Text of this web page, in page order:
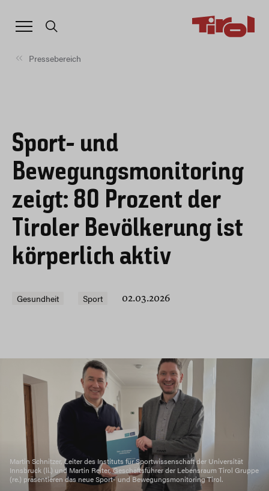
Pressebereich
Sport- und
Bewegungsmonitoring
zeigt: 80 Prozent der
Tiroler Bevölkerung ist
körperlich aktiv
Gesundheit Sport 02.03.2026
Martin Schnitzer, Leiter des Instituts für Sportwissenschaft der Universität
Innsbruck (li.) und Martin Reiter, Geschäftsführer der Lebensraum Tirol Gruppe
(re.) präsentieren das neue Sport- und Bewegungsmonitoring Tirol.